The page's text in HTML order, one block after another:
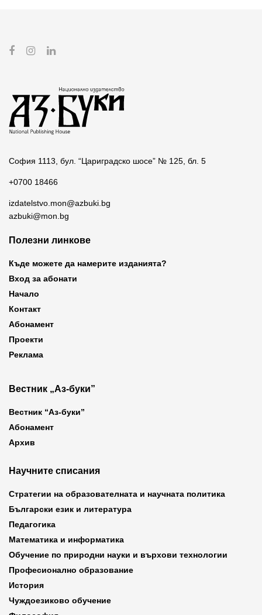
София 1113, бул. “Цариградско шосе” № 125, бл. 5
+0700 18466
izdatelstvo.mon@azbuki.bg
azbuki@mon.bg
Полезни линкове
Къде можете да намерите изданията?
Вход за абонати
Начало
Контакт
Абонамент
Проекти
Реклама
Вестник „Аз-буки”
Вестник “Аз-буки”
Абонамент
Архив
Научните списания
Стратегии на образователната и научната политика
Български език и литература
Педагогика
Математика и информатика
Обучение по природни науки и върхови технологии
Професионално образование
История
Чуждоезиково обучение